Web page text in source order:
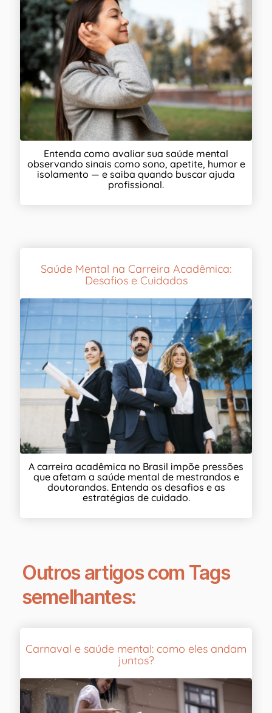
Entenda como avaliar sua saúde mental
observando sinais como sono, apetite, humor e
isolamento — e saiba quando buscar ajuda
profissional.
Saúde Mental na Carreira Acadêmica:
Desafios e Cuidados
A carreira acadêmica no Brasil impõe pressões
que afetam a saúde mental de mestrandos e
doutorandos. Entenda os desafios e as
estratégias de cuidado.
Outros artigos com Tags
semelhantes:
Carnaval e saúde mental: como eles andam
juntos?